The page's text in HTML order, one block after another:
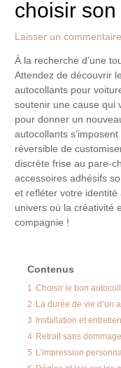
choisir
Laisser un commentaire
À la recherche d’une
Attendez de découvrir
autocollants pour
soutenir une cause qui
pour donner un
autocollants
réversible de
discrète frise au pare-
accessoires adhésifs
et refléter votre identité
univers où la créativité
compagnie !
Contenus
1 Choisir le bon
2 La durée de vie d’un
3
Installation et entretien
4 Retrait sans dommage
5 L’impression